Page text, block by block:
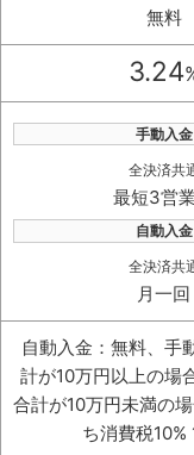
無料
3.24
手動入金
全決済共
最短3営
自動入金
全決済共
月一回
自動入金：無料、手
計が10万円以上の場
合計が10万円未満の
ち消費税10%